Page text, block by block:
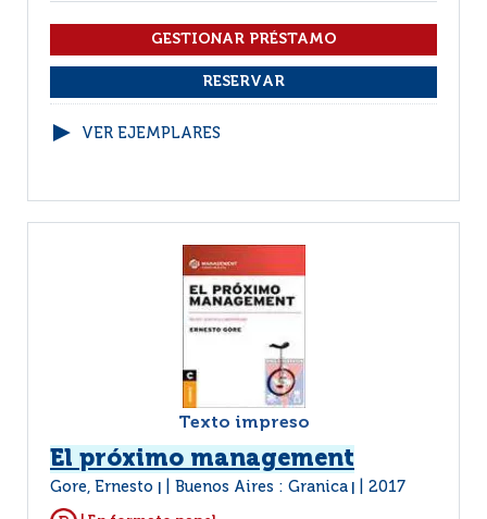
VER EJEMPLARES
Texto impreso
El próximo management
Gore, Ernesto Buenos Aires : Granica 2017